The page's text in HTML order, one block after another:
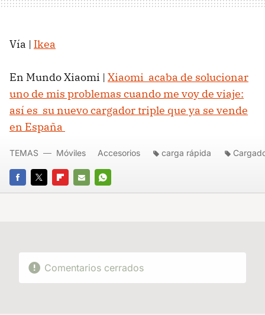
Vía | Ikea
En Mundo Xiaomi | Xiaomi acaba de solucionar
uno de mis problemas cuando me voy de viaje:
así es su nuevo cargador triple que ya se vende
en España
FACEBOOK
TWITTERFLIPBOARD
E-
WHATSAPP
TEMAS Móviles Accesorios carga rápida
Comentarios cerrados